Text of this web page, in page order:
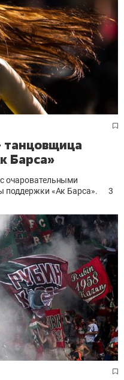
Барса»
очаровательными
поддержки «Ак Барса».
3